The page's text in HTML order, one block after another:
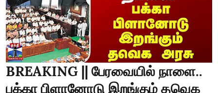
BREAKING || பேரவையில் நாளை..
பக்கா பிளானோடு இறங்கும் தவெக